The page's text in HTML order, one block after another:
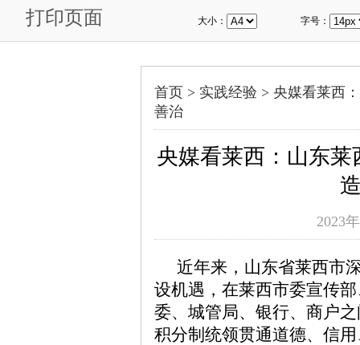
打印页面 大小： 字号：
首页 > 实践经验 > 央媒看莱西
善治
央媒看莱西：山东莱
2023
近年来，山东省莱西市
设机遇，在莱西市委宣传
委、城管局、银行、商户
积分制统领贯通道德、信